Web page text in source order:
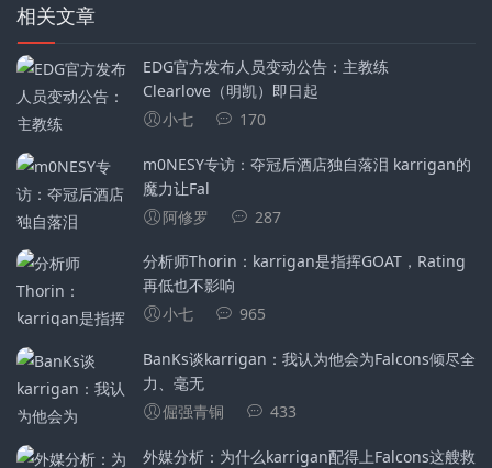
相关文章
EDG官方发布人员变动公告：主教练
Clearlove（明凯）即日起
小七
170
m0NESY专访：夺冠后酒店独自落泪 karrigan的
魔力让Fal
阿修罗
287
分析师Thorin：karrigan是指挥GOAT，Rating
再低也不影响
小七
965
BanKs谈karrigan：我认为他会为Falcons倾尽全
力、毫无
倔强青铜
433
外媒分析：为什么karrigan配得上Falcons这艘救